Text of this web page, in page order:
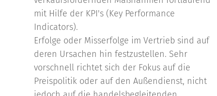
mit Hilfe der KPI's (Key Performance
Indicators).
Erfolge oder Misserfolge im Vertrieb sind auf
deren Ursachen hin festzustellen. Sehr
vorschnell richtet sich der Fokus auf die
Preispolitik oder auf den Außendienst, nicht